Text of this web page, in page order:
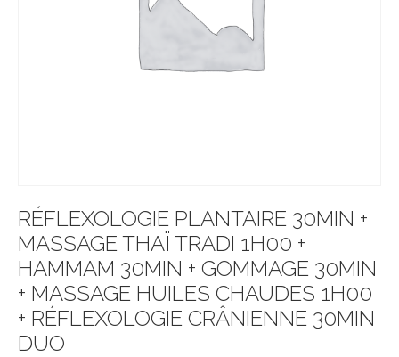
RÉFLEXOLOGIE PLANTAIRE 30MIN +
MASSAGE THAÏ TRADI 1H00 +
HAMMAM 30MIN + GOMMAGE 30MIN
+ MASSAGE HUILES CHAUDES 1H00
+ RÉFLEXOLOGIE CRÂNIENNE 30MIN
DUO